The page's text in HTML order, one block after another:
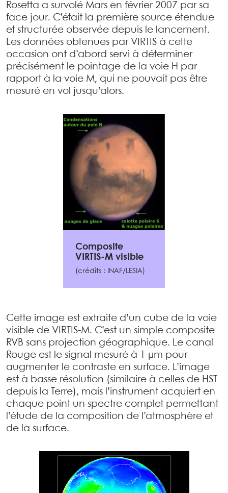
Rosetta a survolé Mars en février 2007 par sa
face jour. C’était la première source étendue
et structurée observée depuis le lancement.
Les données obtenues par VIRTIS à cette
occasion ont d’abord servi à déterminer
précisément le pointage de la voie H par
rapport à la voie M, qui ne pouvait pas être
mesuré en vol jusqu’alors.
Composite
VIRTIS-M visible
(crédits : INAF/LESIA)
Cette image est extraite d’un cube de la voie
visible de VIRTIS-M. C’est un simple composite
RVB sans projection géographique. Le canal
Rouge est le signal mesuré à 1 µm pour
augmenter le contraste en surface. L’image
est à basse résolution (similaire à celles de HST
depuis la Terre), mais l’instrument acquiert en
chaque point un spectre complet permettant
l’étude de la composition de l’atmosphère et
de la surface.